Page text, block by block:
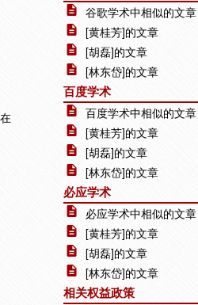
谷歌学术中相似的文章
[黄桂芳]的文章
[胡磊]的文章
[林东岱]的文章
百度学术
百度学术中相似的文章
[黄桂芳]的文章
[胡磊]的文章
[林东岱]的文章
必应学术
必应学术中相似的文章
[黄桂芳]的文章
[胡磊]的文章
[林东岱]的文章
相关权益政策